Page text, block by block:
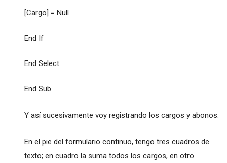
[Cargo] = Null
End If
End Select
End Sub
Y así sucesivamente voy registrando los cargos y abonos.
En el pie del formulario continuo, tengo tres cuadros de
texto; en cuadro la suma todos los cargos, en otro